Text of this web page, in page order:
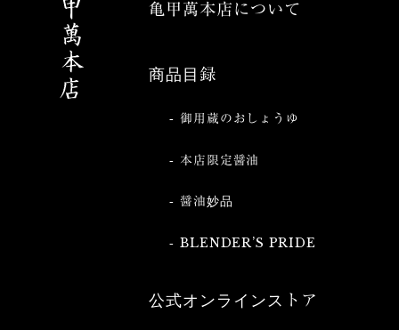
亀甲萬本店について
商品目録
御用蔵のおしょうゆ
本店限定醤油
醤油妙品
BLENDER’S PRIDE
公式オンラインストア